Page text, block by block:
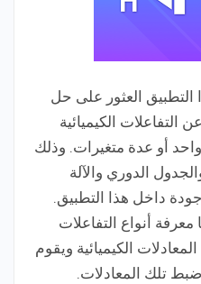
العثور على حل
التفاعلات الكيميائية
أو عدة متغيرات. وذلك
الدوري والآلة
داخل هذا التطبيق.
أنواع التفاعلات
المعادلات الكيميائية ويقوم
تلك المعادلات.